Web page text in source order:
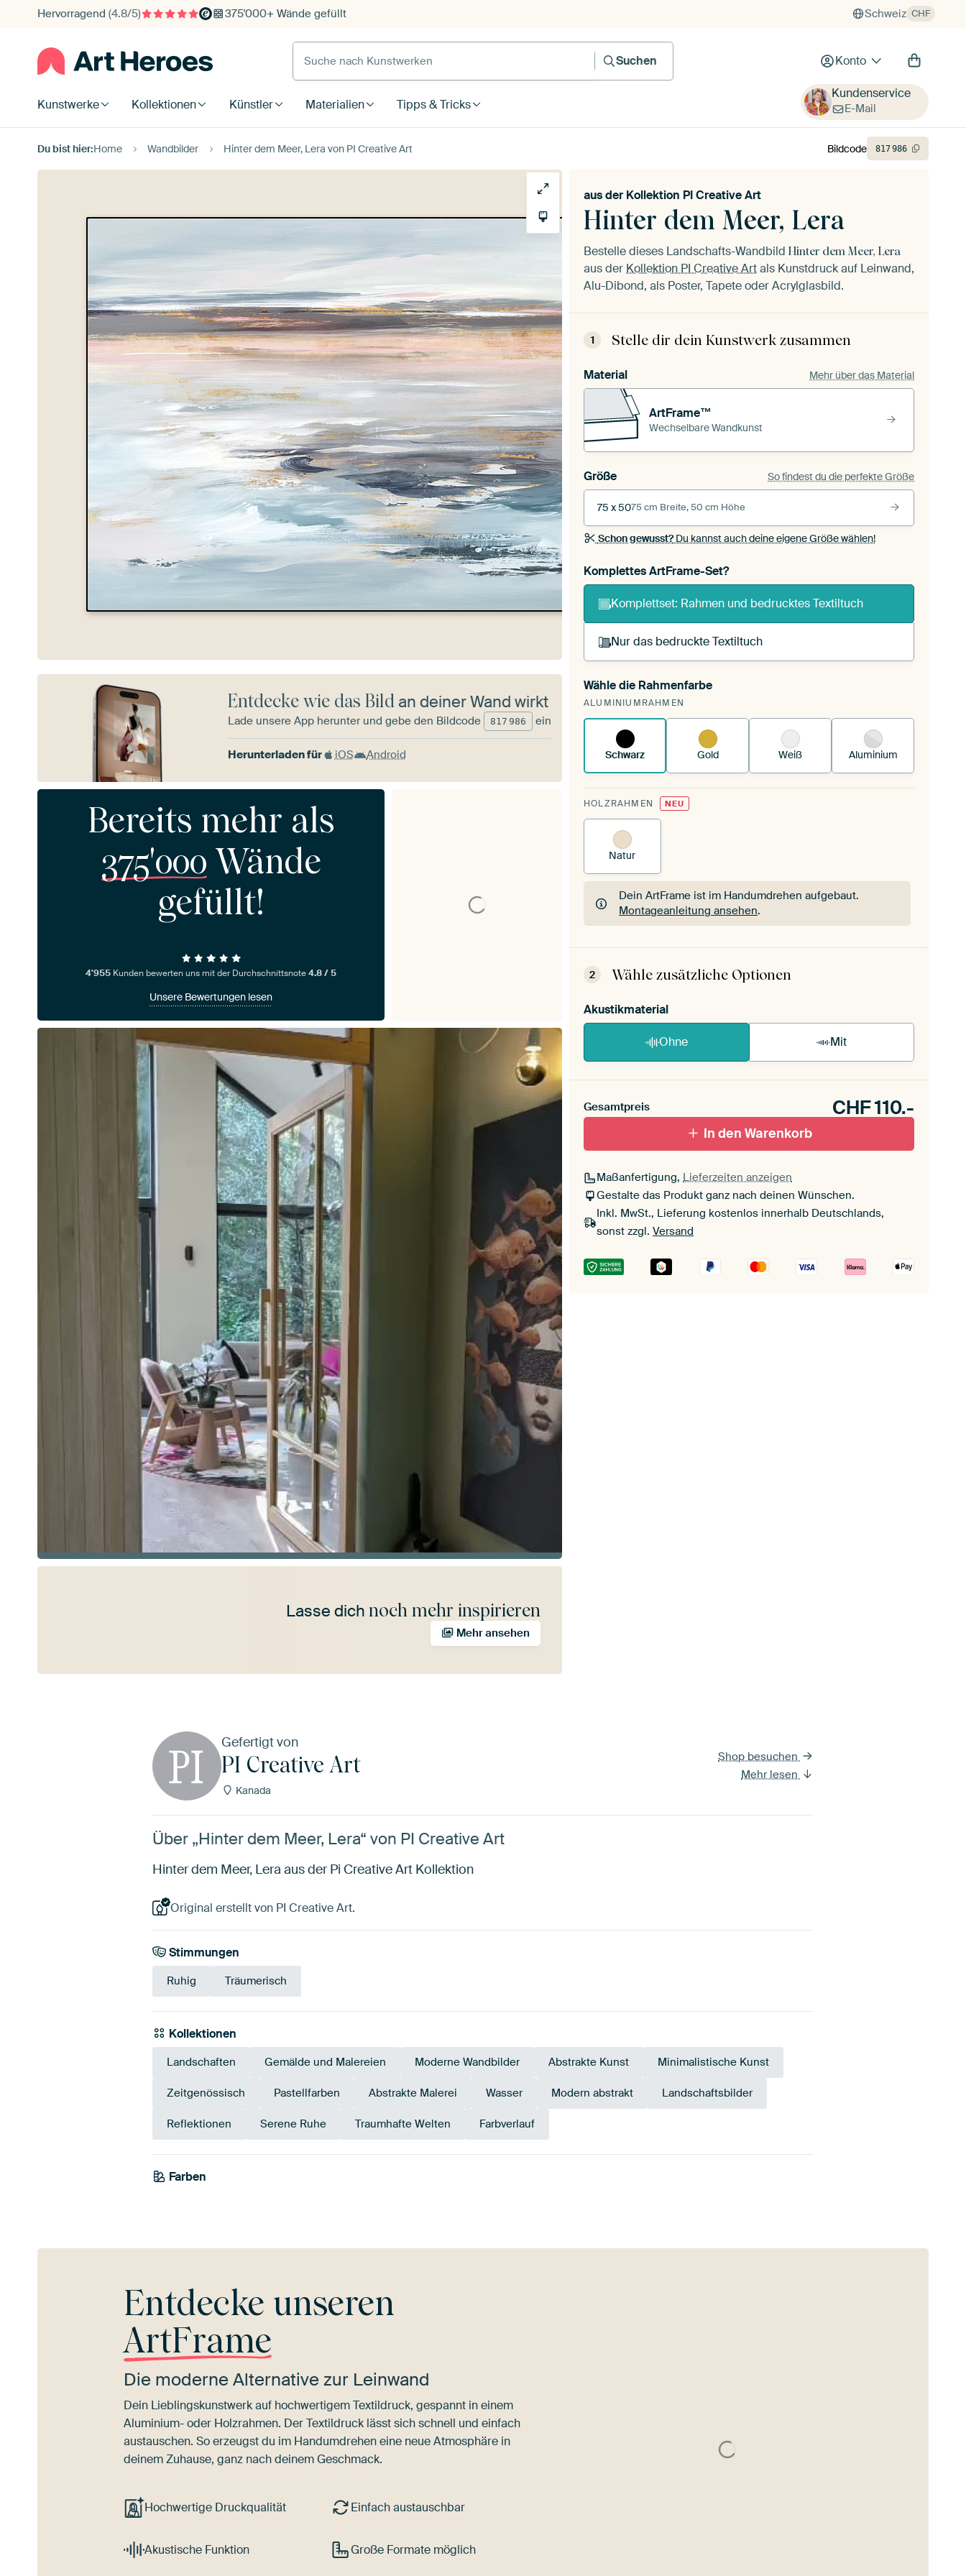
Hervorragend (4.8/5) 375'000+ Wände gefüllt Schweiz CHF
Suche nach Kunstwerken
Suchen
Konto
Kunstwerke Kollektionen Künstler Materialien Tipps & Tricks
Kundenservice
E-Mail
Du bist hier:Home Wandbilder Hinter dem Meer, Lera von PI Creative Art
Hinter dem Meer, Lera
aus der Kollektion PI Creative Art
Bestelle dieses Landschafts-Wandbild Hinter dem Meer, Lera
aus der Kollektion PI Creative Artals Kunstdruck auf Leinwand,
Alu-Dibond, als Poster, Tapete oder Acrylglasbild.
1 Stelle dir dein Kunstwerk zusammen
Material Mehr über das Material
ArtFrame™
Wechselbare Wandkunst
Größe So findest du die perfekte Größe
75 x 5075 cm Breite, 50 cm Höhe
Schon gewusst?Du kannst auch deine eigene Größe wählen!
Komplettes ArtFrame-Set?
Komplettset: Rahmen und bedrucktes Textiltuch
Nur das bedruckte Textiltuch
Du spannst einen wechselbaren Textiltuch in deinen
vorhandenen ArtFrame™.
Wähle die Rahmenfarbe
ALUMINIUMRAHMEN
Schwarz Gold Weiß Aluminium
HOLZRAHMEN NEU
Natur
Dein ArtFrame ist im Handumdrehen aufgebaut.
Montageanleitung ansehen.
Dein ArtFrame ist im Handumdrehen aufgebaut.
2 Wähle zusätzliche Optionen
Akustikmaterial
Ohne Mit
Gesamtpreis CHF110.-
In den Warenkorb
Maßanfertigung, Lieferzeiten anzeigen
Gestalte das Produkt ganz nach deinen Wünschen.
Inkl. MwSt., Lieferung kostenlos innerhalb Deutschlands,
sonst zzgl. Versand
Bildcode 817986
Entdecke wie das Bildan deiner Wand wirkt
Lade unsere App herunter und gebe den Bildcode 817 986 ein
Herunterladen für iOS Android
Bereits mehr als
375'000 Wände
gefüllt!
4'955 Kunden bewerten uns mit der Durchschnittsnote4.8 / 5
Unsere Bewertungen lesen
Lasse dich noch mehr inspirieren
Mehr ansehen
Gefertigt von
PI Creative Art
Kanada
Shop besuchen
Mehr lesen
Über „Hinter dem Meer, Lera“ von PI Creative Art
Hinter dem Meer, Lera aus der Pi Creative Art Kollektion
Original erstellt von PI Creative Art.
Stimmungen
Ruhig Träumerisch
Kollektionen
Landschaften Gemälde und Malereien Moderne Wandbilder Abstrakte Kunst Minimalistische Kunst
Zeitgenössisch Pastellfarben Abstrakte Malerei Wasser Modern abstrakt Landschaftsbilder
Reflektionen Serene Ruhe Traumhafte Welten Farbverlauf
Farben
Blau
Entdecke unseren
ArtFrame
Die moderne Alternative zur Leinwand
Dein Lieblingskunstwerk auf hochwertigem Textildruck, gespannt in einem
Aluminium- oder Holzrahmen. Der Textildruck lässt sich schnell und einfach
austauschen. So erzeugst du im Handumdrehen eine neue Atmosphäre in
deinem Zuhause, ganz nach deinem Geschmack.
Hochwertige Druckqualität Einfach austauschbar
Akustische Funktion Große Formate möglich